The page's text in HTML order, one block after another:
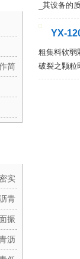
_其设备的
YX-
粗集料软弱
破裂之颗粒
简
实
,自
青
仪振
沥